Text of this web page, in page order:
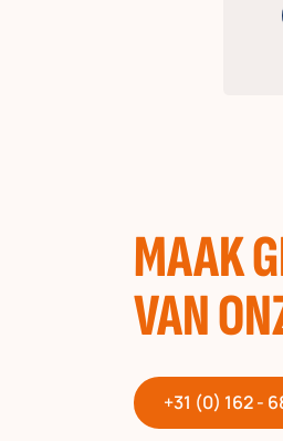
MAAK
VAN
+31 (0) 162 -